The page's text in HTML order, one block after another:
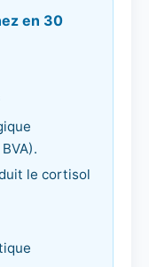
en 30
le cortisol